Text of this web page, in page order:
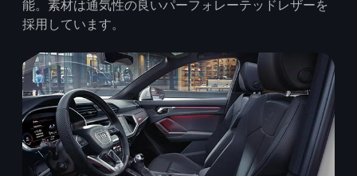
能。素材は通気性の良いパーフォレーテッドレザーを
採用しています。